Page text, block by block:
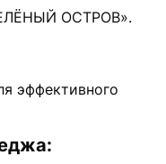
ОСТРОВ».
эффективного